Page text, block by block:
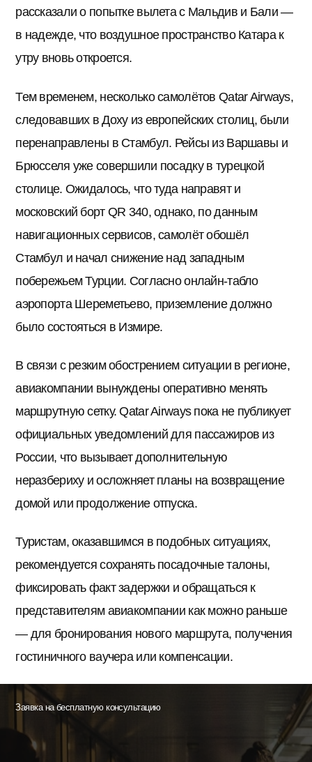
рассказали о попытке вылета с Мальдив и Бали —
в надежде, что воздушное пространство Катара к
утру вновь откроется.
Тем временем, несколько самолётов Qatar Airways,
следовавших в Доху из европейских столиц, были
перенаправлены в Стамбул. Рейсы из Варшавы и
Брюсселя уже совершили посадку в турецкой
столице. Ожидалось, что туда направят и
московский борт QR 340, однако, по данным
навигационных сервисов, самолёт обошёл
Стамбул и начал снижение над западным
побережьем Турции. Согласно онлайн-табло
аэропорта Шереметьево, приземление должно
было состояться в Измире.
В связи с резким обострением ситуации в регионе,
авиакомпании вынуждены оперативно менять
маршрутную сетку. Qatar Airways пока не публикует
официальных уведомлений для пассажиров из
России, что вызывает дополнительную
неразбериху и осложняет планы на возвращение
домой или продолжение отпуска.
Туристам, оказавшимся в подобных ситуациях,
рекомендуется сохранять посадочные талоны,
фиксировать факт задержки и обращаться к
представителям авиакомпании как можно раньше
— для бронирования нового маршрута, получения
гостиничного ваучера или компенсации.
Заявка на бесплатную консультацию